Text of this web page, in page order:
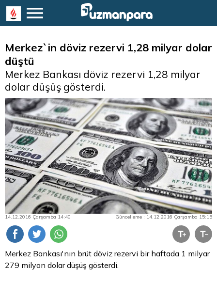
Merkez`in döviz rezervi 1,28 milyar dolar
düştü
Merkez Bankası döviz rezervi 1,28 milyar
dolar düşüş gösterdi.
14.12.2016 Çarşamba 14:40 Güncelleme : 14.12.2016 Çarşamba 15:15
Merkez Bankası'nın brüt döviz rezervi bir haftada 1 milyar
279 milyon dolardüşüş gösterdi.